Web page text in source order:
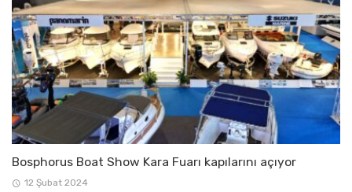
Bosphorus Boat Show Kara Fuarı kapılarını açıyor
12 Şubat 2024